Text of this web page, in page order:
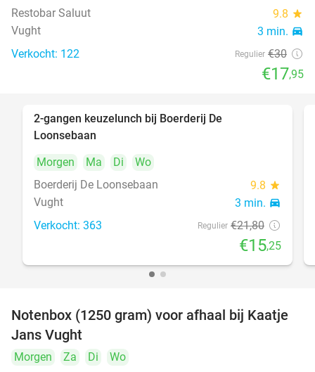
Restobar Saluut 9.8 star
Vught 3 min. directions_car
Verkocht: 122 Regulier €30
€17,95
2-gangen keuzelunch bij Boerderij De
Loonsebaan
Morgen
Ma Di
Wo
Boerderij De Loonsebaan
9.8 star
Vught 3 min. directions_car
Verkocht: 363 Regulier €21,80
€15,25
42%
Notenbox (1250 gram) voor afhaal bij Kaatje
Jans Vught
Morgen Za Di
Wo